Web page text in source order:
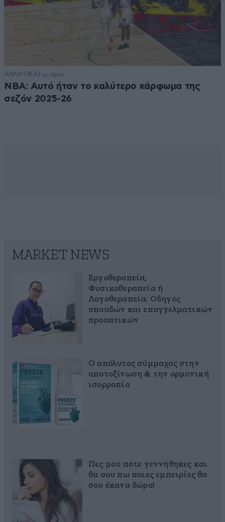
ΑΘΛΗΤΙΚΑ1 ω. πριν
NBA: Αυτό ήταν το καλύτερο κάρφωμα της
σεζόν 2025-26
MARKET NEWS
Εργοθεραπεία,
Φυσικοθεραπεία ή
Λογοθεραπεία; Οδηγός
σπουδών και επαγγελματικών
προοπτικών
Ο απόλυτος σύμμαχος στην
αποτοξίνωση & την ορμονική
ισορροπία
Πες μου πότε γεννήθηκες και
θα σου πω ποιες εμπειρίες θα
σου έκανα δώρο!